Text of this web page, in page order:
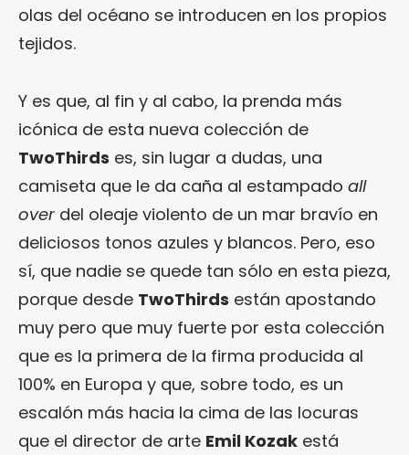
olas del océano se introducen en los propios
tejidos.
Y es que, al fin y al cabo, la prenda más
icónica de esta nueva colección de
TwoThirds es, sin lugar a dudas, una
camiseta que le da caña al estampado all
over del oleaje violento de un mar bravío en
deliciosos tonos azules y blancos. Pero, eso
sí, que nadie se quede tan sólo en esta pieza,
porque desde TwoThirds están apostando
muy pero que muy fuerte por esta colección
que es la primera de la firma producida al
100% en Europa y que, sobre todo, es un
escalón más hacia la cima de las locuras
que el director de arte Emil Kozak está